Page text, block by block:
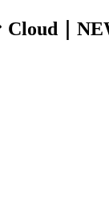
Cloud｜